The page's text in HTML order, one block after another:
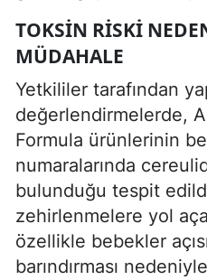
TOKSIN RISKI
MÜDAHALE
Yetkililer tarafından
değerlendirmelerde,
Formula ürünlerinin
numaralarında
bulunduğu tespit
zehirlenmelere yol
özellikle bebekler
barındırması